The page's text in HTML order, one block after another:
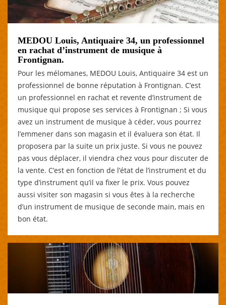
MEDOU Louis, Antiquaire 34, un professionnel
en rachat d’instrument de musique à
Frontignan.
Pour les mélomanes, MEDOU Louis, Antiquaire 34 est un
professionnel de bonne réputation à Frontignan. C’est
un professionnel en rachat et revente d’instrument de
musique qui propose ses services à Frontignan ; Si vous
avez un instrument de musique à céder, vous pourrez
l’emmener dans son magasin et il évaluera son état. Il
proposera par la suite un prix juste. Si vous ne pouvez
pas vous déplacer, il viendra chez vous pour discuter de
la vente. C’est en fonction de l’état de l’instrument et du
type d’instrument qu’il va fixer le prix. Vous pouvez
aussi visiter son magasin si vous êtes à la recherche
d’un instrument de musique de seconde main, mais en
bon état.